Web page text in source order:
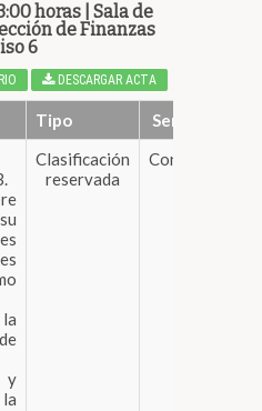
horas | Sala de
de Finanzas
6
DESCARGAR ACTA
Tipo
Sentido
y
Clasificación
reservada
Confirma